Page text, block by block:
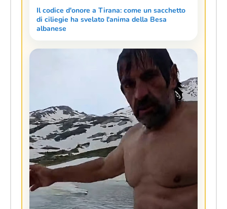
Il codice d'onore a Tirana: come un sacchetto
di ciliegie ha svelato l'anima della Besa
albanese